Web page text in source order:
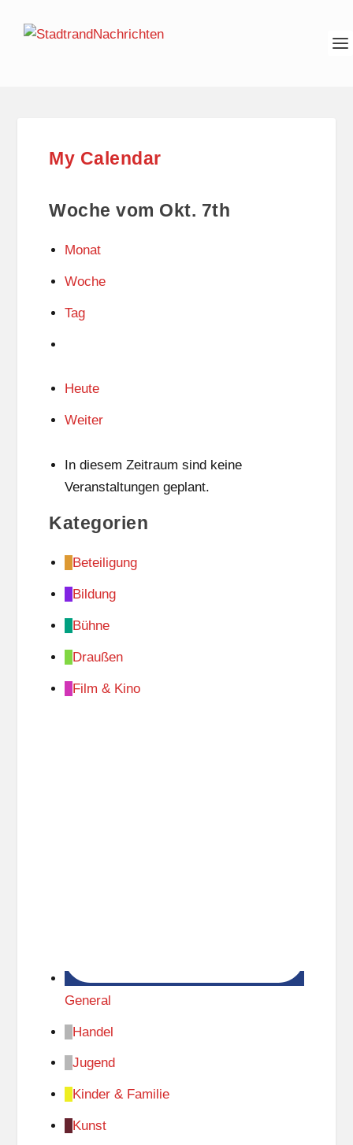
My Calendar
Woche vom Okt. 7th
Monat
Woche
Tag
Heute
Weiter
In diesem Zeitraum sind keine
Veranstaltungen geplant.
Kategorien
Beteiligung
Bildung
Bühne
Draußen
Film & Kino
General
Handel
Jugend
Kinder & Familie
Kunst